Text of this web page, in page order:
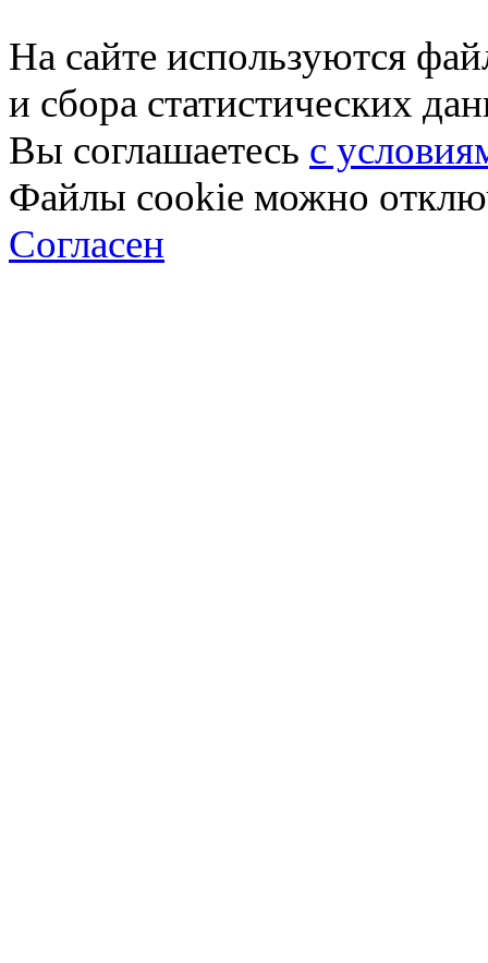
На сайте используются
и сбора статистических
Вы соглашаетесь с
Файлы cookie можно
Согласен